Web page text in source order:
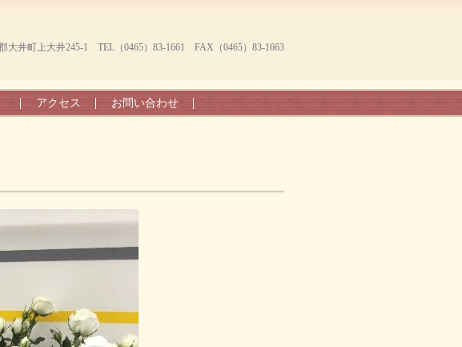
大井町上大井245-1 TEL（0465）83-1661 FAX（0465）83-1663
アクセス お問い合わせ